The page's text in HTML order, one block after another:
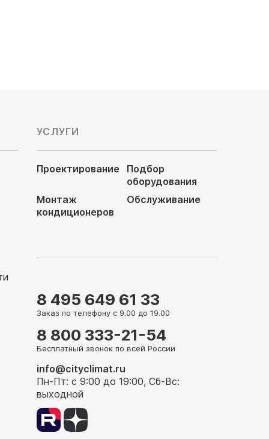
УСЛУГИ
Проектирование
Подбор
оборудования
Монтаж
кондиционеров
Обслуживание
8 495 649 61 33
Заказ по телефону с 9.00 до 19.00
8 800 333-21-54
Бесплатный звонок по всей России
info@cityclimat.ru
Пн-Пт: с 9:00 до 19:00, Сб-Вс:
выходной